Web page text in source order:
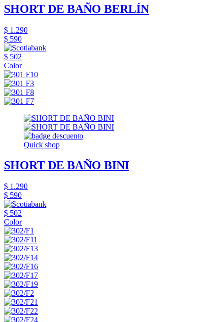
SHORT DE BAÑO BERLÍN
$ 1.290
$ 590
$ 502
Color
Quick shop
SHORT DE BAÑO BINI
$ 1.290
$ 590
$ 502
Color